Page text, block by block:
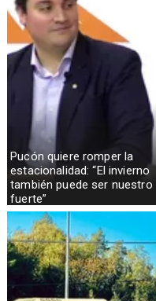
Pucón quiere romper la
estacionalidad: “El invierno
también puede ser nuestro
fuerte”